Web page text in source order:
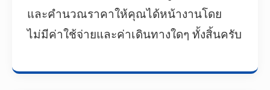
และคำนวณราคาให้คุณได้หน้างานโดย
ไม่มีค่าใช้จ่ายและค่าเดินทางใดๆ ทั้งสิ้นครับ